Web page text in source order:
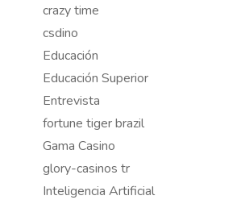
crazy time
csdino
Educación
Educación Superior
Entrevista
fortune tiger brazil
Gama Casino
glory-casinos tr
Inteligencia Artificial